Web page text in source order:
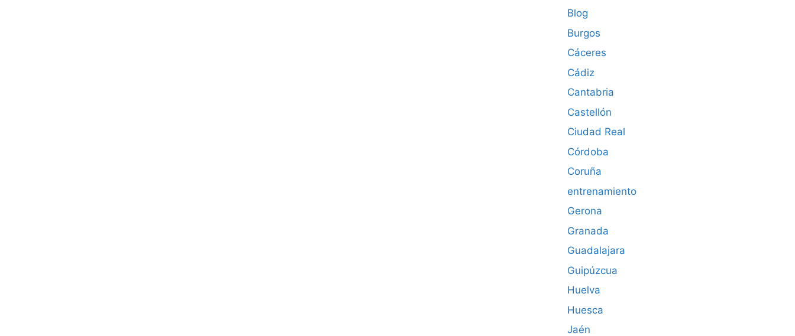
Blog
Burgos
Cáceres
Cádiz
Cantabria
Castellón
Ciudad Real
Córdoba
Coruña
entrenamiento
Gerona
Granada
Guadalajara
Guipúzcua
Huelva
Huesca
Jaén